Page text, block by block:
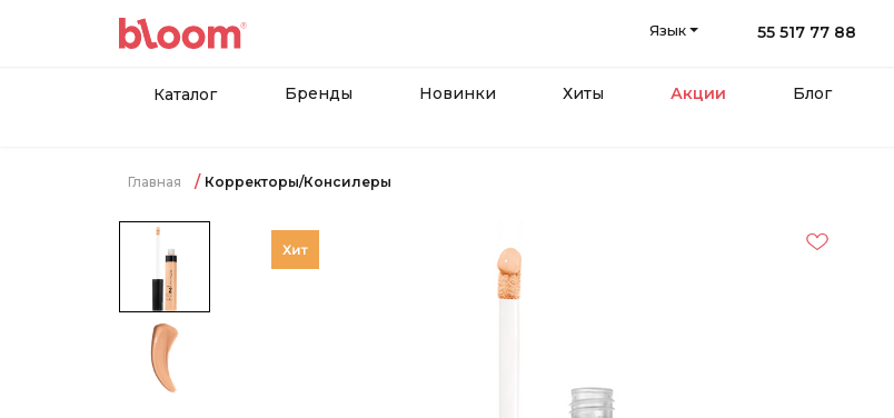
Язык 55 517 77 88
Каталог Бренды Новинки Хиты Акции Блог
Главная Корректоры/Консилеры